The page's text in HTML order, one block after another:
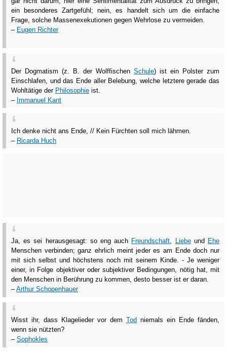
ein besonderes Zartgefühl; nein, es handelt sich um die einfache
Frage, solche Massenexekutionen gegen Wehrlose zu vermeiden.
– Eugen Richter
Der Dogmatism (z. B. der Wolffischen Schule) ist ein Polster zum
Einschlafen, und das Ende aller Belebung, welche letztere gerade das
Wohltätige der Philosophie ist.
– Immanuel Kant
Ich denke nicht ans Ende, // Kein Fürchten soll mich lähmen.
– Ricarda Huch
Ja, es sei herausgesagt: so eng auch Freundschaft, Liebeund Ehe
Menschen verbinden; ganz ehrlich meint jeder es am Ende doch nur
mit sich selbst und höchstens noch mit seinem Kinde. - Je weniger
einer, in Folge objektiver oder subjektiver Bedingungen, nötig hat, mit
den Menschen in Berührung zu kommen, desto besser ist er daran.
–Arthur Schopenhauer
Wisst ihr, dass Klagelieder vor dem Tod niemals ein Ende fänden,
wenn sie nützten?
– Sophokles